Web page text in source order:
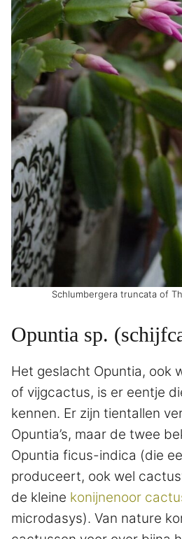
Schlumbergera truncata of
Opuntia sp.
Het geslacht Opuntia, ook
of vijgcactus, is er eentje
kennen. Er zijn tientallen
Opuntia’s, maar de twee
Opuntia ficus-indica (die
produceert, ook wel
de kleine konijnenoor
microdasys). Van nature